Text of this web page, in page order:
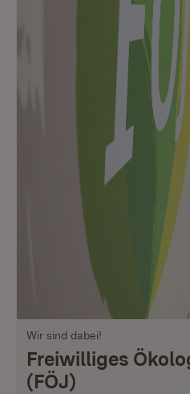
Wir sind dabei!
Freiwilliges
(FÖJ)